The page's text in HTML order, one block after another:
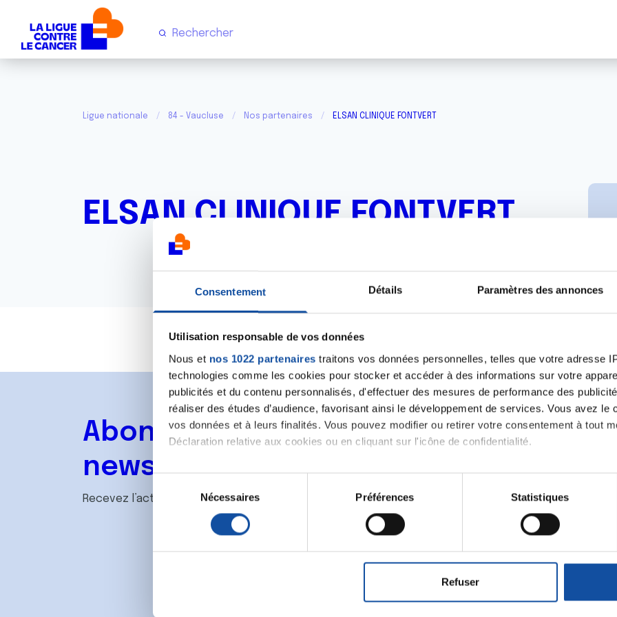
Consentement Détails Paramètres des annonces
Utilisation responsable de vos données
Nous et nos 1022 partenaires traitons vos données personnelles, telles que votre adresse
technologies comme les cookies pour stocker et accéder à des informations sur votre
publicités et du contenu personnalisés, d'effectuer des mesures de performance des
réaliser des études d’audience, favorisant ainsi le développement de services. Vous avez le
vos données et à leurs finalités. Vous pouvez modifier ou retirer votre consentement à tout
Déclaration relative aux cookies ou en cliquant sur l'icône de confidentialité.
Si vous le permettez, nous aimerions également :
Collecter des informations sur votre localisation géographique qui peuvent être
digitales).
Pour en savoir plus sur le traitement de vos données personnelles et définir vos
. Vous pouvez modifier ou retirer votre consentement à tout moment à partir de la
é
n
Nécessaires Préférences Statistiques
Refuser
Ligue nationale 84 - Vaucluse Nos partenaires ELSAN CLINIQUE FONTVERT
ELSAN CLINIQUE FONTVERT
Abonnez-vous à notre
newsletter
Recevez l’actualité de la Ligue. J'accepte les
m'abonner.
Je souhaite
destination